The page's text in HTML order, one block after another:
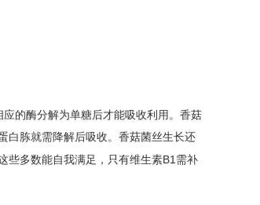
的酶分解为单糖后才能吸收利用。香菇
白胨就需降解后吸收。香菇菌丝生长还
些多数能自我满足，只有维生素B1 需补